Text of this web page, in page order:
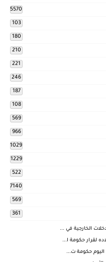
5570
103
180
210
221
246
187
108
569
966
1029
1229
522
7140
569
361
الخارجية في ...
لقرار حكومة ا...
اليوم حكومة ت...